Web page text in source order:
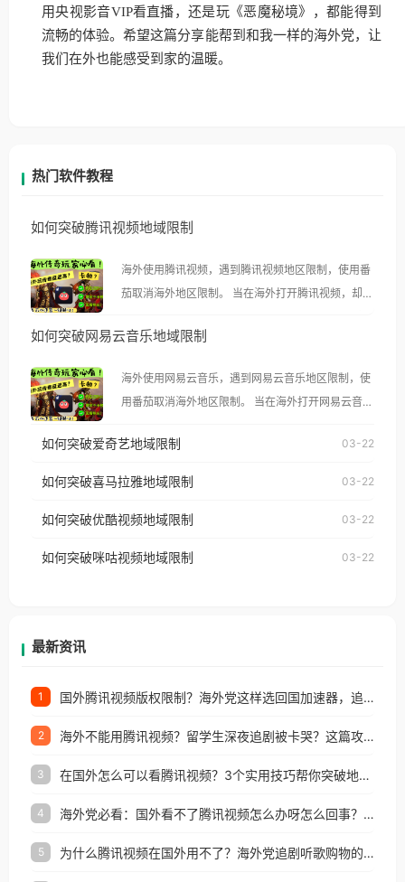
用央视影音VIP看直播，还是玩《恶魔秘境》，都能得到
流畅的体验。希望这篇分享能帮到和我一样的海外党，让
我们在外也能感受到家的温暖。
热门软件教程
如何突破腾讯视频地域限制
海外使用腾讯视频，遇到腾讯视频地区限制，使用番
茄取消海外地区限制。 当在海外打开腾讯视频，却突
示语。 海外用户如香港、澳门、台湾、美国、加拿
像其他音乐平台一样，出现地区及版权限制问题，且
仅能在中国大陆地区播放。 遇到这个问题的朋友们，
使用番茄回国加速器，即可解决「海外用户收听腾讯
台湾、美国、加拿大、澳大利亚、欧洲等国家和地区
权限制所困扰。
如何突破网易云音乐地域限制
海外使用网易云音乐，遇到网易云音乐地区限制，使
用番茄取消海外地区限制。 当在海外打开网易云音
播放”的提示语。 海外用户如香港、澳门、台湾、美
国、加拿大、澳大利亚、欧洲等国家和地区时，网易
制问题，且仅能在中国大陆地区播放。 遇到这个问题
户收听网易云音乐地区版权限制」的问题，无论人在
如何突破爱奇艺地域限制 03-22
如何突破喜马拉雅地域限制 03-22
如何突破优酷视频地域限制 03-22
如何突破咪咕视频地域限制 03-22
最新资讯
1 国外腾讯视频版权限制？海外党这样选回国加速器，追剧听歌办事全搞定
2 海外不能用腾讯视频？留学生深夜追剧被卡哭？这篇攻略帮你一键回国看剧听歌
3 在国外怎么可以看腾讯视频？3个实用技巧帮你突破地域限制（附避坑指南）
4 海外党必看：国外看不了腾讯视频怎么办呀怎么回事？3步解决地区限制
5 为什么腾讯视频在国外用不了？海外党追剧听歌购物的终极解决方案